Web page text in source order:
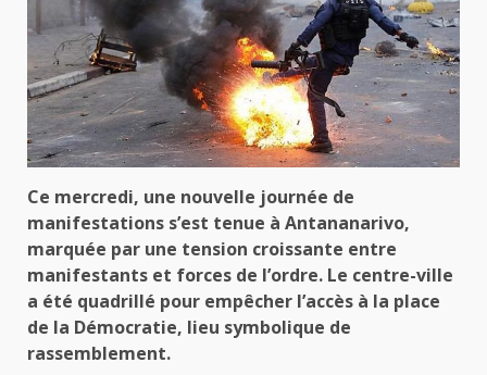
Ce mercredi, une nouvelle journée de
manifestations s’est tenue à Antananarivo,
marquée par une tension croissante entre
manifestants et forces de l’ordre. Le centre-ville
a été quadrillé pour empêcher l’accès à la place
de la Démocratie, lieu symbolique de
rassemblement.